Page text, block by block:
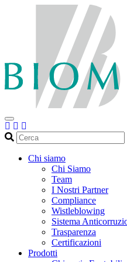
Cerca
Chi siamo
Chi Siamo
Team
I Nostri Partner
Compliance
Wistleblowing
Sistema
Trasparenza
Certificazioni
Prodotti